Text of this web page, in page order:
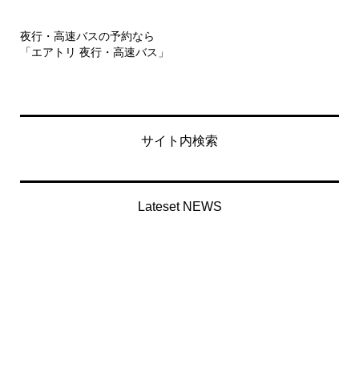
夜行・高速バスの予約なら
「エアトリ 夜行・高速バス」
サイト内検索
Lateset NEWS